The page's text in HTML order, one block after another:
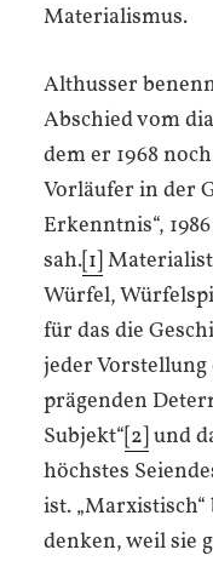
Materialismus.
Althusser
Abschied vom
dem er 1968
Vorläufer in der
Erkenntnis“,
sah.[1]
Würfel,
für das die
jeder
prägenden
Subjekt“[2] und
höchstes
ist.
denken, weil sie